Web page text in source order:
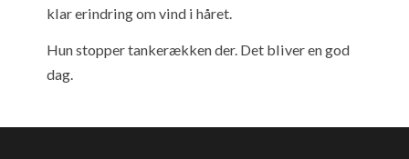
klar erindring om vind i håret.
Hun stopper tankerækken der. Det bliver en god
dag.